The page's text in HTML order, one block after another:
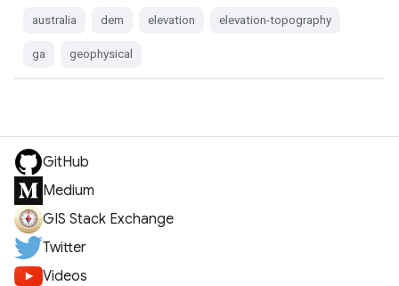
australia dem elevation elevation-topography
ga geophysical
GitHub
Medium
GIS Stack Exchange
Twitter
Videos